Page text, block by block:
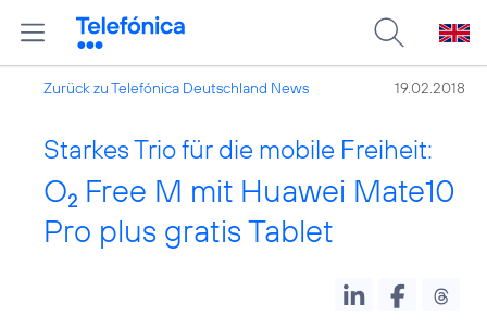
Zurück zu Telefónica Deutschland News 19.02.2018
Starkes Trio für die mobile Freiheit:
O2 Free M mit Huawei Mate10
Pro plus gratis Tablet